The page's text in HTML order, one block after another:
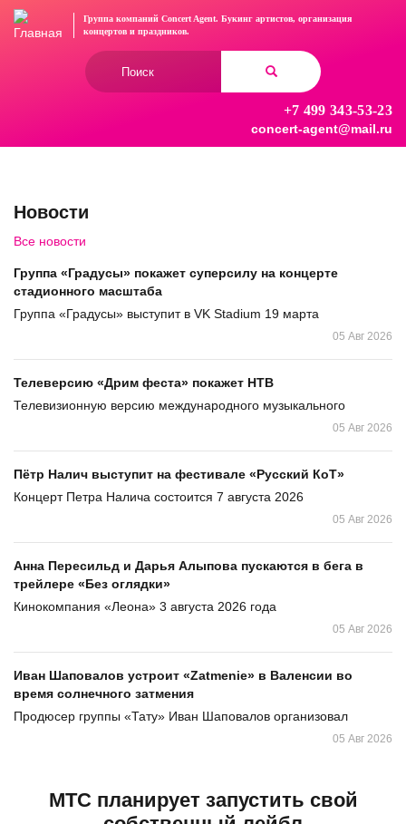
Перейти
Группа компаний Concert Agent. Букинг артистов, организация
концертови праздников.
+7 499 343-53-23
concert-agent@mail.ru
Новости
Все новости
Группа «Градусы» покажет суперсилу на концерте
стадионного масштаба
Группа «Градусы» выступит в VK Stadium 19 марта
05 Авг 2026
Телеверсию «Дрим феста» покажет НТВ
Телевизионную версию международного музыкального
05 Авг 2026
Пётр Налич выступит на фестивале «Русский КоТ»
Концерт Петра Налича состоится 7 августа 2026
05 Авг 2026
Анна Пересильд и Дарья Алыпова пускаются в бега в
трейлере «Без оглядки»
Кинокомпания «Леона» 3 августа 2026 года
05 Авг 2026
Иван Шаповалов устроит «Zatmenie» в Валенсии во
время солнечного затмения
Продюсер группы «Тату» Иван Шаповалов организовал
05 Авг 2026
МТС планирует запустить свой